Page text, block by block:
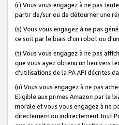
(r) Vous vous engagez à ne pas
partir de/sur ou de détourner une
(s) Vous vous engagez à ne pas
ce soit par le biais d'un robot ou
(t) Vous vous engagez à ne pas
que vous ayez obtenu un lien vers
d’utilisations de la PA API décrites
(u) Vous vous engagez à ne pas
Eligible aux primes Amazon par le
morale et vous vous engagez à ne
directement ou indirectement tout